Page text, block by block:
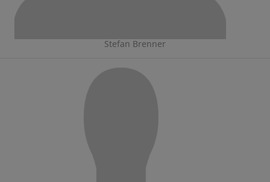
Stefan Brenner